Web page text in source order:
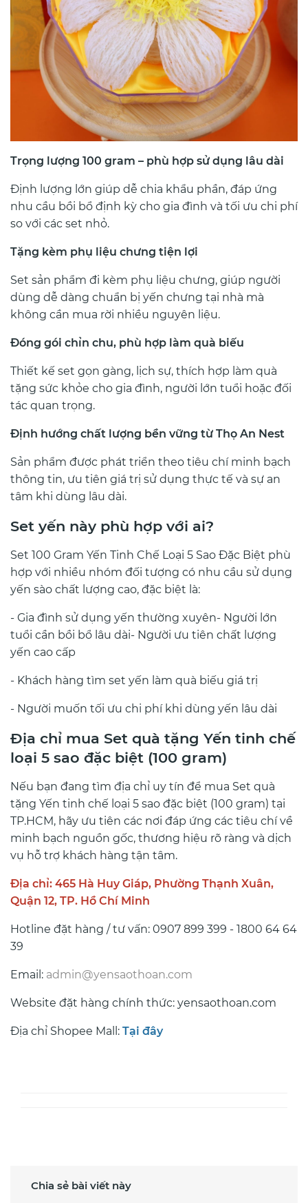
Trọng lượng 100 gram – phù hợp sử dụng lâu dài
Định lượng lớn giúp dễ chia khẩu phần, đáp ứng
nhu cầu bồi bổ định kỳ cho gia đình và tối ưu chi phí
so với các set nhỏ.
Tặng kèm phụ liệu chưng tiện lợi
Set sản phẩm đi kèm phụ liệu chưng, giúp người
dùng dễ dàng chuẩn bị yến chưng tại nhà mà
không cần mua rời nhiều nguyên liệu.
Đóng gói chỉn chu, phù hợp làm quà biếu
Thiết kế set gọn gàng, lịch sự, thích hợp làm quà
tặng sức khỏe cho gia đình, người lớn tuổi hoặc đối
tác quan trọng.
Định hướng chất lượng bền vững từ Thọ An Nest
Sản phẩm được phát triển theo tiêu chí minh bạch
thông tin, ưu tiên giá trị sử dụng thực tế và sự an
tâm khi dùng lâu dài.
Set yến này phù hợp với ai?
Set 100 Gram Yến Tinh Chế Loại 5 Sao Đặc Biệt phù
hợp với nhiều nhóm đối tượng có nhu cầu sử dụng
yến sào chất lượng cao, đặc biệt là:
- Gia đình sử dụng yến thường xuyên- Người lớn
tuổi cần bồi bổ lâu dài- Người ưu tiên chất lượng
yến cao cấp
- Khách hàng tìm set yến làm quà biếu giá trị
- Người muốn tối ưu chi phí khi dùng yến lâu dài
Địa chỉ mua Set quà tặng Yến tinh chế
loại 5 sao đặc biệt (100 gram)
Nếu bạn đang tìm địa chỉ uy tín để mua Set quà
tặng Yến tinh chế loại 5 sao đặc biệt (100 gram) tại
TP.HCM, hãy ưu tiên các nơi đáp ứng các tiêu chí về
minh bạch nguồn gốc, thương hiệu rõ ràng và dịch
vụ hỗ trợ khách hàng tận tâm.
Địa chỉ: 465 Hà Huy Giáp, Phường Thạnh Xuân,
Quận 12, TP. Hồ Chí Minh
Hotline đặt hàng / tư vấn: 0907 899 399 - 1800 64 64
39
Email: admin@yensaothoan.com
Website đặt hàng chính thức: yensaothoan.com
Địa chỉ Shopee Mall: Tại đây
Chia sẻ bài viết này